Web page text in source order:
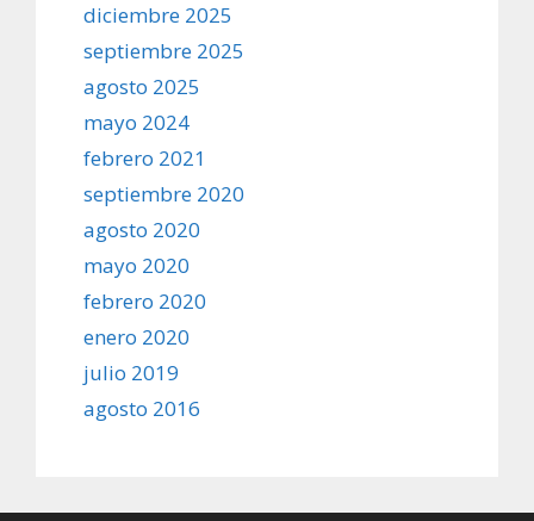
diciembre 2025
septiembre 2025
agosto 2025
mayo 2024
febrero 2021
septiembre 2020
agosto 2020
mayo 2020
febrero 2020
enero 2020
julio 2019
agosto 2016